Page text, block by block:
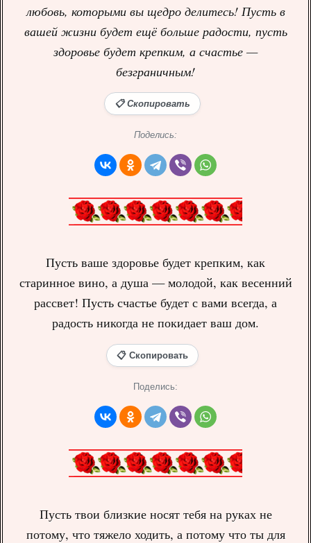
любовь, которыми вы щедро делитесь! Пусть в
вашей жизни будет ещё больше радости, пусть
здоровье будет крепким, а счастье —
безграничным!
📋 Скопировать
Поделись:
Пусть ваше здоровье будет крепким, как
старинное вино, а душа — молодой, как весенний
рассвет! Пусть счастье будет с вами всегда, а
радость никогда не покидает ваш дом.
📋 Скопировать
Поделись:
Пусть твои близкие носят тебя на руках не
потому, что тяжело ходить, а потому что ты для